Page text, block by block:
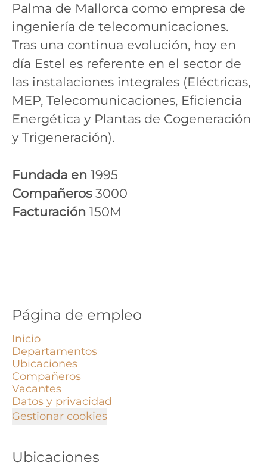
Palma de Mallorca como empresa de
ingeniería de telecomunicaciones.
Tras una continua evolución, hoy en
día Estel es referente en el sector de
las instalaciones integrales (Eléctricas,
MEP, Telecomunicaciones, Eficiencia
Energética y Plantas de Cogeneración
y Trigeneración).
Fundada en 1995
Compañeros 3000
Facturación 150M
Página de empleo
Inicio
Departamentos
Ubicaciones
Compañeros
Vacantes
Datos y privacidad
Gestionar cookies
Ubicaciones